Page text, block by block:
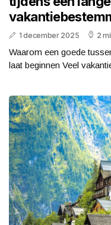
1 december 2025 2
Waarom een goede
laat beginnen Veel